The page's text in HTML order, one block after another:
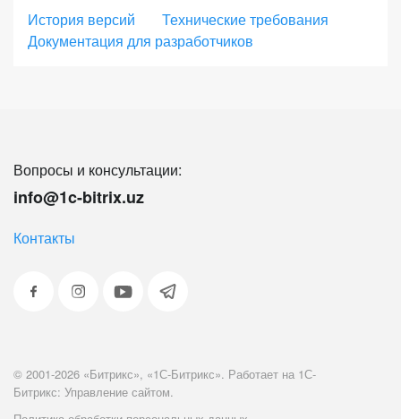
федеральных сетей. Позволяет выстраивать
онлайн-продажи во всех каналах присутствия с
Энтерпрайз - это высокопроизводительное и
отказоустойчивое решение для работы онлайн-
Оцените свои потребности и выбирайте
вам выбрать – обращайтесь к нашим партнерам.
История версий
Технические требования
Документация для разработчиков
Вопросы и консультации:
info@1c-bitrix.uz
Контакты
© 2001-2026 «Битрикс», «1С-Битрикс». Работает на 1С-
Битрикс: Управление сайтом.